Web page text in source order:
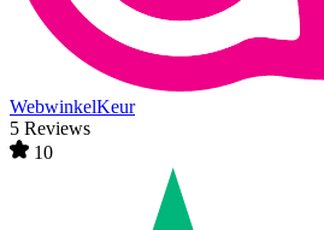
WebwinkelKeur
5 Reviews
10